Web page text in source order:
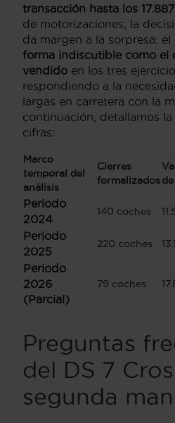
transacción hasta los
de motorizaciones, la
da margen a la sorpresa: el
forma indiscutible como el
vendido en los tres
respondiendo a la
largas en carretera con la
continuación, detallamos
cifras:
Marco
temporal del
análisis
Cierres
formalizados
Periodo
2024
140 coches
Periodo
2025
220 coches
Periodo
2026
(Parcial)
79 coches
Preguntas
del DS 7
segunda